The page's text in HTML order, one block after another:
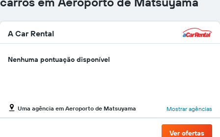
A Car Rental
Nenhuma pontuação disponível
Uma agência em Aeroporto de Matsuyama Mostrar agências
Ver ofertas